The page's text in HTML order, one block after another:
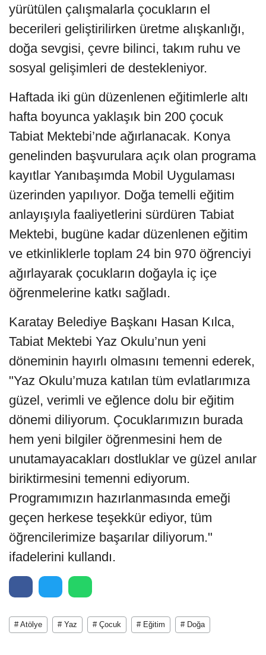
yürütülen çalışmalarla çocukların el
becerileri geliştirilirken üretme alışkanlığı,
doğa sevgisi, çevre bilinci, takım ruhu ve
sosyal gelişimleri de destekleniyor.
Haftada iki gün düzenlenen eğitimlerle altı
hafta boyunca yaklaşık bin 200 çocuk
Tabiat Mektebi’nde ağırlanacak. Konya
genelinden başvurulara açık olan programa
kayıtlar Yanıbaşımda Mobil Uygulaması
üzerinden yapılıyor. Doğa temelli eğitim
anlayışıyla faaliyetlerini sürdüren Tabiat
Mektebi, bugüne kadar düzenlenen eğitim
ve etkinliklerle toplam 24 bin 970 öğrenciyi
ağırlayarak çocukların doğayla iç içe
öğrenmelerine katkı sağladı.
Karatay Belediye Başkanı Hasan Kılca,
Tabiat Mektebi Yaz Okulu’nun yeni
döneminin hayırlı olmasını temenni ederek,
"Yaz Okulu’muza katılan tüm evlatlarımıza
güzel, verimli ve eğlence dolu bir eğitim
dönemi diliyorum. Çocuklarımızın burada
hem yeni bilgiler öğrenmesini hem de
unutamayacakları dostluklar ve güzel anılar
biriktirmesini temenni ediyorum.
Programımızın hazırlanmasında emeği
geçen herkese teşekkür ediyor, tüm
öğrencilerimize başarılar diliyorum."
ifadelerini kullandı.
# Atölye # Yaz # Çocuk # Eğitim # Doğa